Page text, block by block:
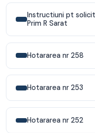
Instructiuni pt
Prim R Sarat
Hotararea nr 258
Hotararea nr 253
Hotararea nr 252